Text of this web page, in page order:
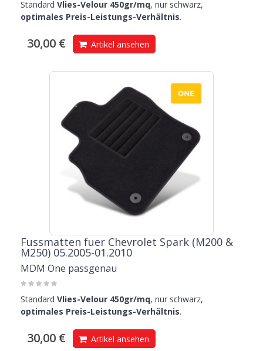
Standard Vlies-Velour 450gr/mq, nur schwarz,
optimales Preis-Leistungs-Verhältnis.
30,00 € Artikel ansehen
Fussmatten fuer Chevrolet Spark (M200 &
M250) 05.2005-01.2010
MDM One passgenau
Standard Vlies-Velour 450gr/mq, nur schwarz,
optimales Preis-Leistungs-Verhältnis.
30,00 € Artikel ansehen